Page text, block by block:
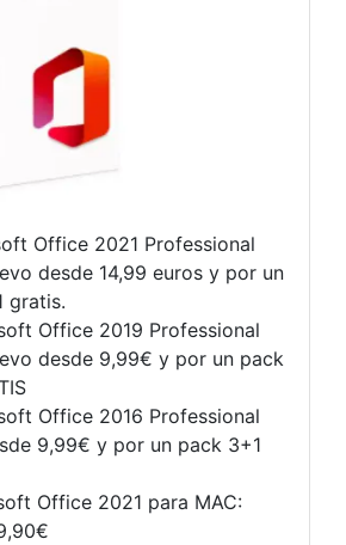
Office 2021 Professional
desde 14,99 euros y por un
gratis.
Office 2019 Professional
desde 9,99€ y por un pack
Office 2016 Professional
9,99€ y por un pack 3+1
Office 2021 para MAC: